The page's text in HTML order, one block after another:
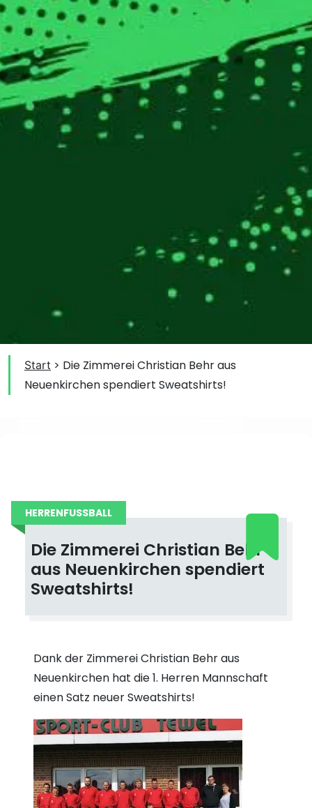
Start > Die Zimmerei Christian Behr aus
Neuenkirchen spendiert Sweatshirts!
HERRENFUSSBALL
Die Zimmerei Christian Behr
aus Neuenkirchen spendiert
Sweatshirts!
Dank der Zimmerei Christian Behr aus
Neuenkirchen hat die 1. Herren Mannschaft
einen Satz neuer Sweatshirts!